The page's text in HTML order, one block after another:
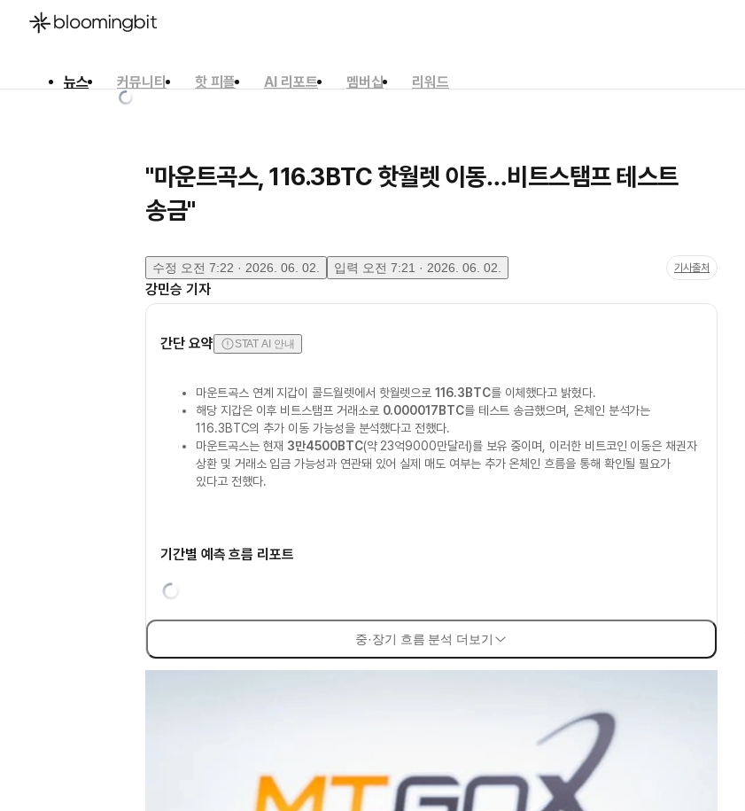
뉴스 커뮤니티 핫 피플 AI 리포트 멤버십
리워드
"마운트곡스, 116.3BTC 핫월렛 이동…비트스탬프 테스트
송금"
수정 오전 7:22 · 2026. 06. 02. 입력 오전 7:21 · 2026. 06. 02. 기사출처
강민승 기자
간단 요약 STAT AI 안내
마운트곡스 연계 지갑이 콜드월렛에서 핫월렛으로116.3BTC를 이체했다고 밝혔다.
해당 지갑은 이후 비트스탬프 거래소로 0.000017BTC를 테스트 송금했으며, 온체인 분석가는
116.3BTC의 추가 이동 가능성을 분석했다고 전했다.
마운트곡스는 현재 3만4500BTC(약 23억9000만달러)를 보유 중이며, 이러한 비트코인 이동은 채권자
상환 및 거래소 입금 가능성과 연관돼 있어 실제 매도 여부는 추가 온체인 흐름을 통해 확인될 필요가
있다고 전했다.
기간별 예측 흐름 리포트
중·장기 흐름 분석 더보기